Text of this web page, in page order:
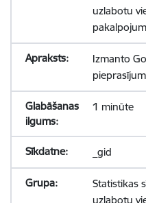
uzlabotu
Izmanto
1 minūte
_gid
Statistikas
uzlabotu